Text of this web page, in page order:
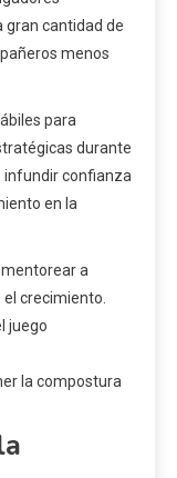
cantidad de
menos
para
durante
infundir confianza
en la
a
crecimiento.
juego
la compostura